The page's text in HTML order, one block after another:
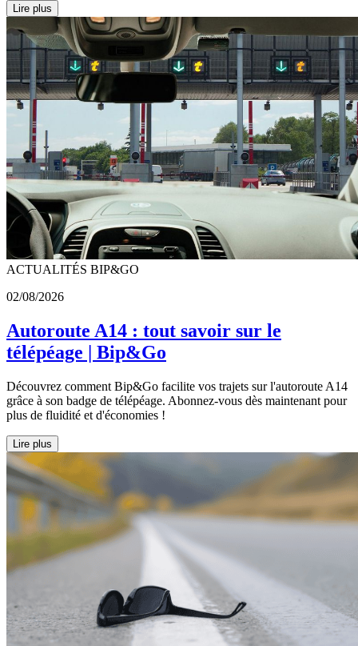
Lire plus
ACTUALITÉS BIP&GO
02/08/2026
Autoroute A14 : tout savoir sur le
télépéage | Bip&Go
Découvrez comment Bip&Go facilite vos trajets sur l'autoroute A14
grâce à son badge de télépéage. Abonnez-vous dès maintenant pour
plus de fluidité et d'économies !
Lire plus